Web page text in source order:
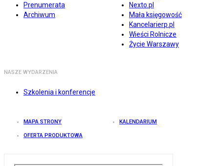
Prenumerata
Archiwum
Nexto.pl
Mała księgowość
Kancelarierp.pl
Wieści Rolnicze
Życie Warszawy
NASZE WYDARZENIA
Szkolenia i konferencje
MAPA STRONY KALENDARIUM
OFERTA PRODUKTOWA